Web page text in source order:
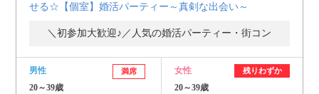
せる☆【個室】婚活パーティー～真剣な出会い～
＼初参加大歓迎♪／人気の婚活パーティー・街コン
男性 満席
20～39歳
女性 残りわずか
20～39歳